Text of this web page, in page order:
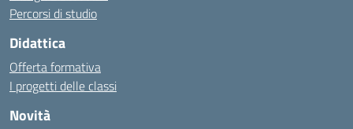
Percorsi di studio
Didattica
Offerta formativa
I progetti delle classi
Novità